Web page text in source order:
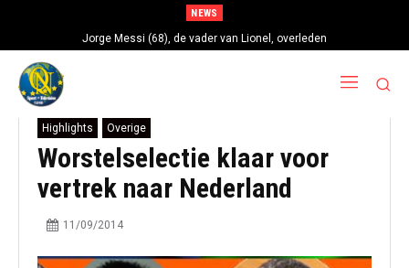
NEWS
Jorge Messi (68), de vader van Lionel, overleden
Highlights Overige
Worstelselectie klaar voor
vertrek naar Nederland
11/09/2014